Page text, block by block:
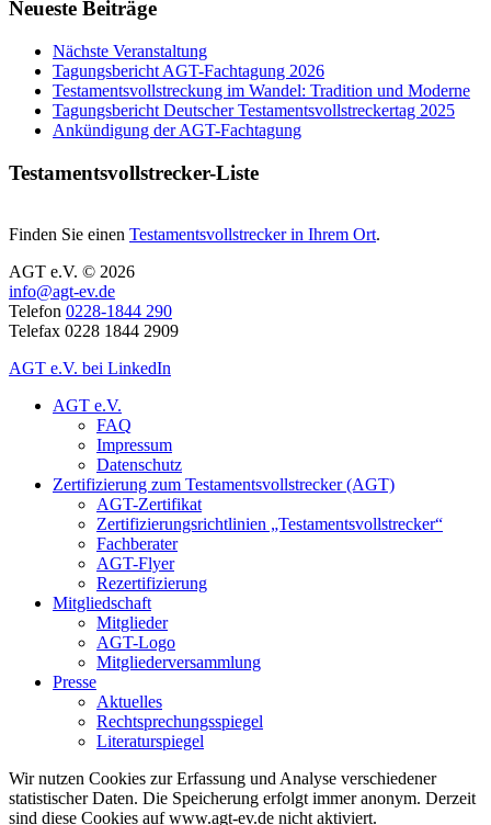
Neueste Beiträge
Nächste Veranstaltung
Tagungsbericht AGT-Fachtagung 2026
Testamentsvollstreckung im Wandel: Tradition und Moderne
Tagungsbericht Deutscher Testamentsvollstreckertag 2025
Ankündigung der AGT-Fachtagung
Testamentsvollstrecker-Liste
Finden Sie einen Testamentsvollstrecker in Ihrem Ort.
AGT e.V. © 2026
info@agt-ev.de
Telefon 0228-1844 290
Telefax 0228 1844 2909
AGT e.V. bei LinkedIn
AGT e.V.
FAQ
Impressum
Datenschutz
Zertifizierung zum Testamentsvollstrecker (AGT)
AGT-Zertifikat
Zertifizierungsrichtlinien „Testamentsvollstrecker“
Fachberater
AGT-Flyer
Rezertifizierung
Mitgliedschaft
Mitglieder
AGT-Logo
Mitgliederversammlung
Presse
Aktuelles
Rechtsprechungsspiegel
Literaturspiegel
Wir nutzen Cookies zur Erfassung und Analyse verschiedener
statistischer Daten. Die Speicherung erfolgt immer anonym. Derzeit
sind diese Cookies auf www.agt-ev.de nicht aktiviert.